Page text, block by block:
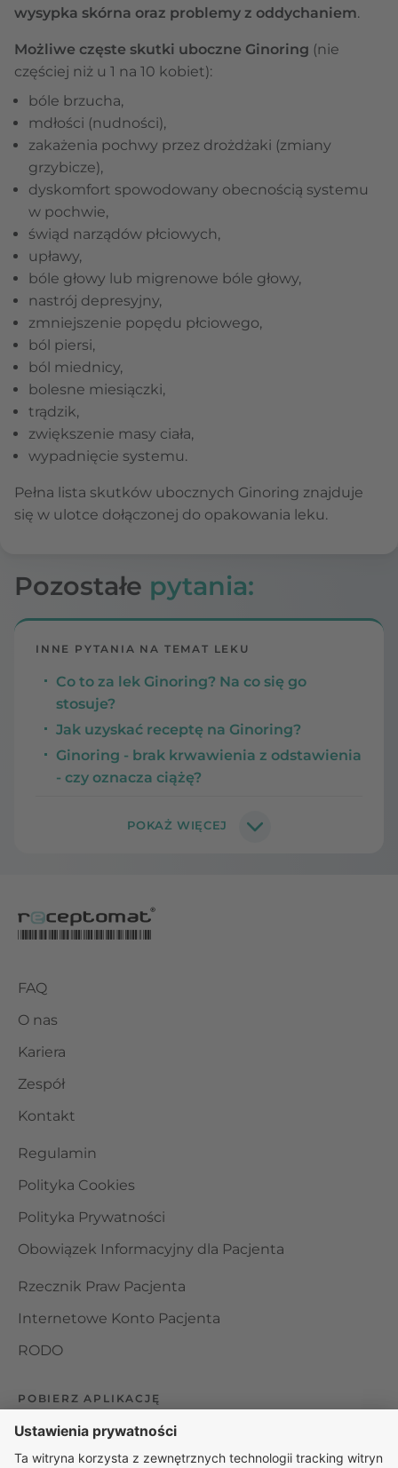
wysypka skórna oraz problemy z oddychaniem.
Możliwe częste skutki uboczne Ginoring (nie
częściej niż u 1 na 10 kobiet):
bóle brzucha,
mdłości (nudności),
zakażenia pochwy przez drożdżaki (zmiany
grzybicze),
dyskomfort spowodowany obecnością systemu
w pochwie,
świąd narządów płciowych,
upławy,
bóle głowy lub migrenowe bóle głowy,
nastrój depresyjny,
zmniejszenie popędu płciowego,
ból piersi,
ból miednicy,
bolesne miesiączki,
trądzik,
zwiększenie masy ciała,
wypadnięcie systemu.
Pełna lista skutków ubocznych Ginoring znajduje
się w ulotce dołączonej do opakowania leku.
Pozostałe pytania:
INNE PYTANIA NA TEMAT LEKU
Co to za lek Ginoring? Na co się go
stosuje?
Jak uzyskać receptę na Ginoring?
Ginoring - brak krwawienia z odstawienia
- czy oznacza ciążę?
FAQ
O nas
Kariera
Zespół
Kontakt
Regulamin
Polityka Cookies
Polityka Prywatności
Obowiązek Informacyjny dla Pacjenta
Rzecznik Praw Pacjenta
Internetowe Konto Pacjenta
RODO
POBIERZ APLIKACJĘ